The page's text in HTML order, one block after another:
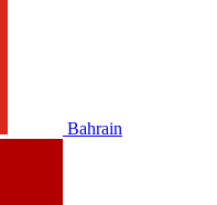
Bahrain